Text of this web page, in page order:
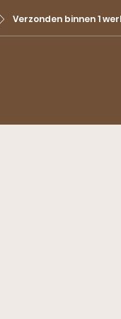
Verzonden binnen 1